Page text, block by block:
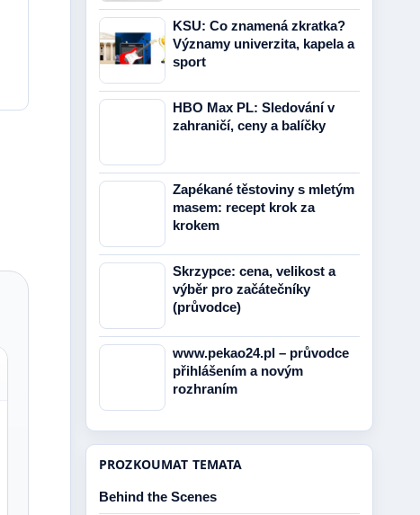
KSU: Co znamená zkratka?
Významy univerzita, kapela a
sport
HBO Max PL: Sledování v
zahraničí, ceny a balíčky
Zapékané těstoviny s mletým
masem: recept krok za
krokem
Skrzypce: cena, velikost a
výběr pro začátečníky
(průvodce)
www.pekao24.pl – průvodce
přihlášením a novým
rozhraním
PROZKOUMAT TEMATA
Behind the Scenes